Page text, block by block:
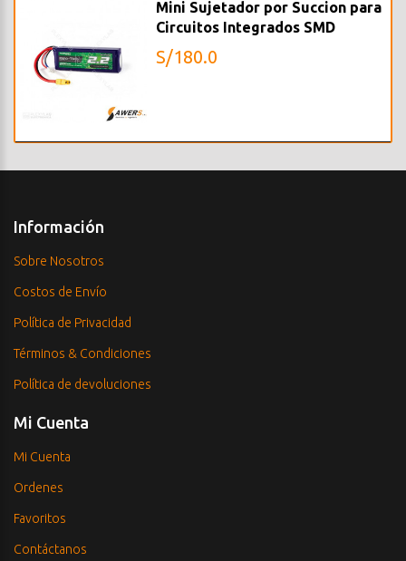
Mini Sujetador por Succion para
Circuitos Integrados SMD
S/180.0
Información
Sobre Nosotros
Costos de Envío
Política de Privacidad
Términos & Condiciones
Política de devoluciones
Mi Cuenta
Mi Cuenta
Ordenes
Favoritos
Contáctanos